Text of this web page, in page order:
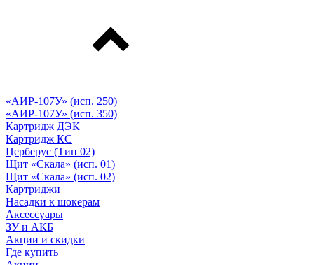
«АИР-107У» (исп. 250)
«АИР-107У» (исп. 350)
Картридж ДЭК
Картридж КС
Церберус (Тип 02)
Щит «Скала» (исп. 01)
Щит «Скала» (исп. 02)
Картриджи
Насадки к шокерам
Аксессуары
ЗУ и АКБ
Акции и скидки
Где купить